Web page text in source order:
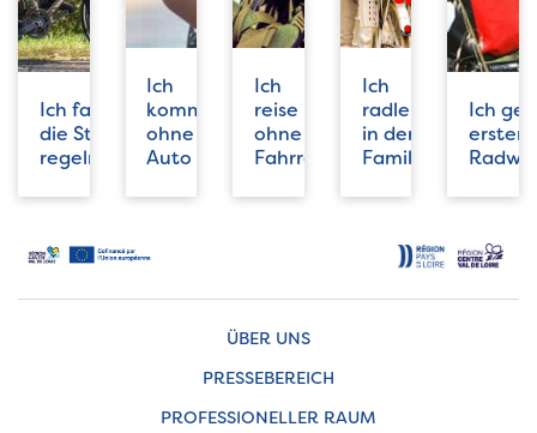
Ich fahre
die Strecke
regelmäßig
Ich
komme
ohne
Auto
Ich
reise
ohne
Fahrrad
Ich
radle
in der
Familie
Ich
ersten
ÜBER UNS
PRESSEBEREICH
PROFESSIONELLER RAUM